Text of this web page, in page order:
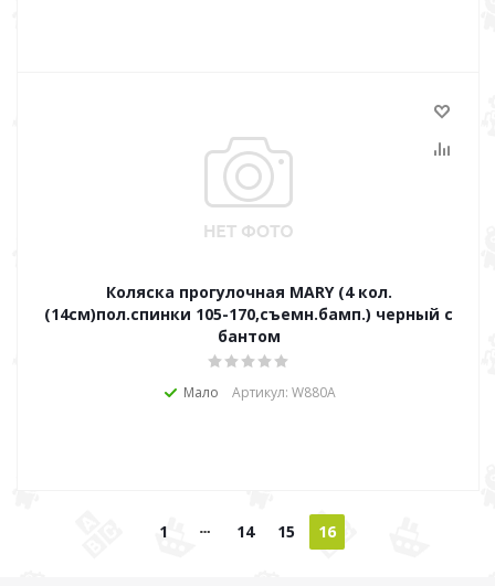
Коляска прогулочная MARY (4 кол.
(14см)пол.спинки 105-170,съемн.бамп.) черный с
бантом
Мало Артикул: W880A
1 14 15 16